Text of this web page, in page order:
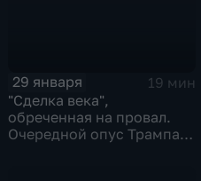
29 января
19 мин
"Сделка века",
обреченная на провал.
Очередной опус Трампа.